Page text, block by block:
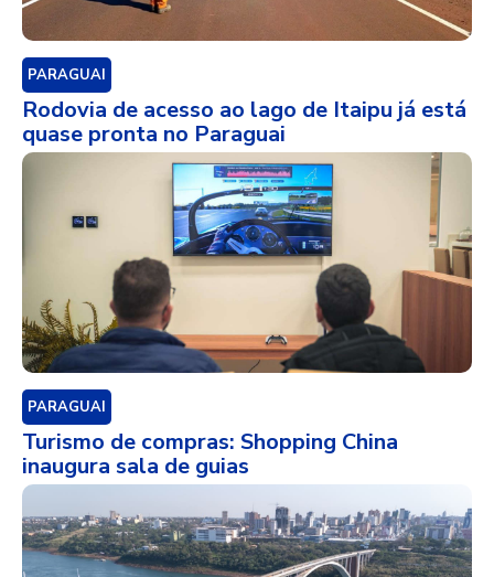
PARAGUAI
Rodovia de acesso ao lago de Itaipu já está
quase pronta no Paraguai
PARAGUAI
Turismo de compras: Shopping China
inaugura sala de guias